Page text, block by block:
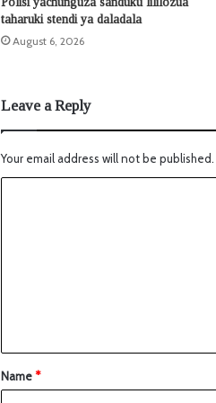
taharuki stendi ya daladala
August 6, 2026
Leave a Reply
Your email address will not be published.
Name*